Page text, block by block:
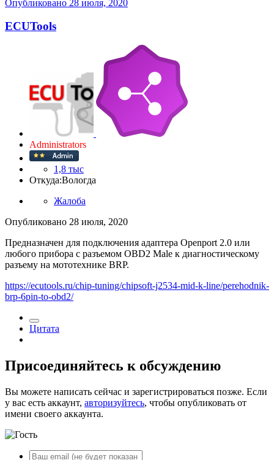
Опубликовано 28 июля, 2020
ECUTools
Administrators
1,8 тыс
Откуда:Вологда
Жалоба
Опубликовано 28 июля, 2020
Предназначен для подключения адаптера Openport 2.0 или
любого прибора с разъемом OBD2 Male к диагностическому
разъему на мототехнике BRP.
https://ecutools.ru/chip-tuning/chipsoft-j2534-mid-k-line/perehodnik-
brp-6pin-to-obd2/
Цитата
Присоединяйтесь к обсуждению
Вы можете написать сейчас и зарегистрироваться позже. Если
у вас есть аккаунт, авторизуйтесь, чтобы опубликовать от
имени своего аккаунта.